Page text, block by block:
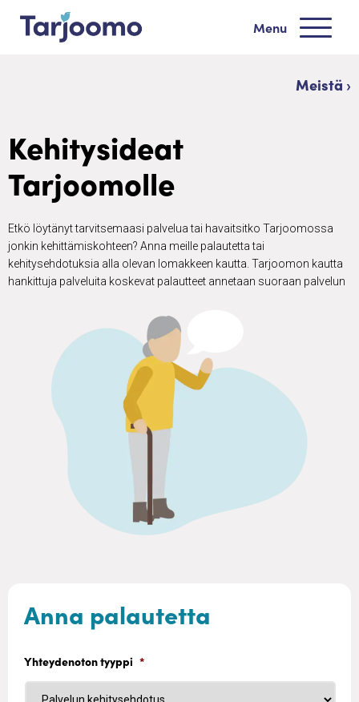
Siirry sisältöön
Menu
Meistä ›
Kehitysideat
Tarjoomolle
Etkö löytänyt tarvitsemaasi palvelua tai havaitsitko Tarjoomossa
jonkin kehittämiskohteen? Anna meille palautetta tai
kehitysehdotuksia alla olevan lomakkeen kautta. Tarjoomon kautta
hankittuja palveluita koskevat palautteet annetaan suoraan palvelun
Anna palautetta
Yhteydenoton tyyppi *